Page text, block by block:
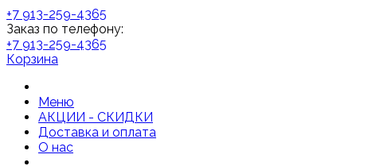
+7 913-259-4365
Заказ по телефону:
+7 913-259-4365
Корзина
Меню
АКЦИИ - СКИДКИ
Доставка и оплата
О нас